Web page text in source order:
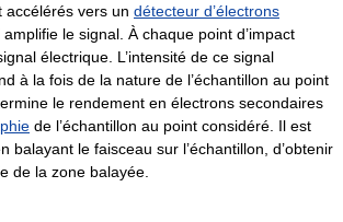
accélérés vers un détecteur d’électrons
amplifie le signal. À chaque point d’impact
électrique. L’intensité de ce signal
à la fois de la nature de l’échantillon au point
le rendement en électrons secondaires
de l’échantillon au point considéré. Il est
balayant le faisceau sur l’échantillon, d’obtenir
de la zone balayée.